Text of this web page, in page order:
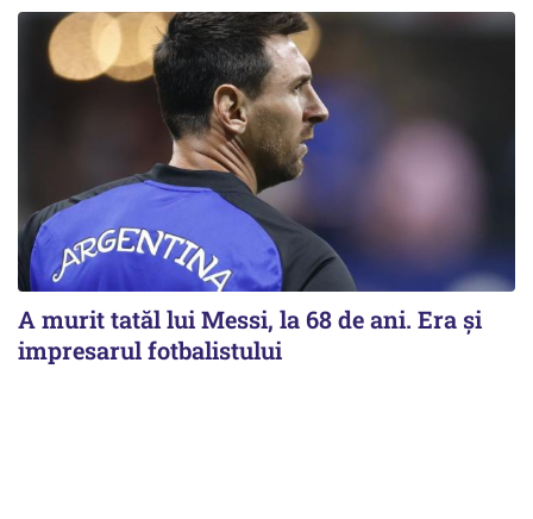
A murit tatăl lui Messi, la 68 de ani. Era și
impresarul fotbalistului